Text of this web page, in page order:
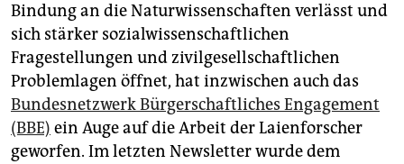
Bindung an die Naturwissenschaften verlässt und
sich stärker sozialwissenschaftlichen
Fragestellungen und zivilgesellschaftlichen
Problemlagen öffnet, hat inzwischen auch das
Bundesnetzwerk Bürgerschaftliches Engagement
(BBE) ein Auge auf die Arbeit der Laienforscher
geworfen. Im letzten Newsletter wurde dem